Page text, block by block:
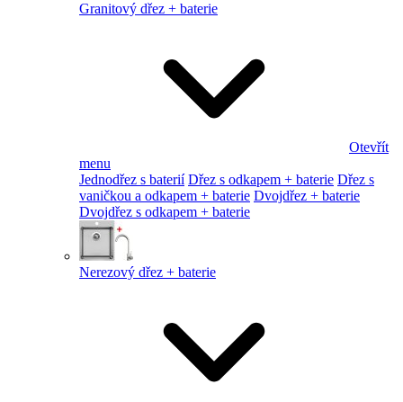
Granitový dřez + baterie
Otevřít
menu
Jednodřez s baterií Dřez s odkapem + baterie Dřez s
vaničkou a odkapem + baterie Dvojdřez + baterie
Dvojdřez s odkapem + baterie
Nerezový dřez + baterie